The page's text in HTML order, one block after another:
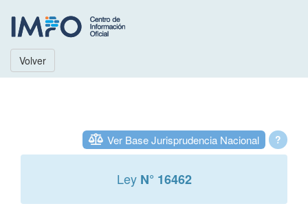
Volver
?
Ver Base Jurisprudencia Nacional
Ley N° 16462